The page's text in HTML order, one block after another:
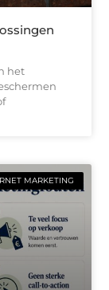
het
MARKETING